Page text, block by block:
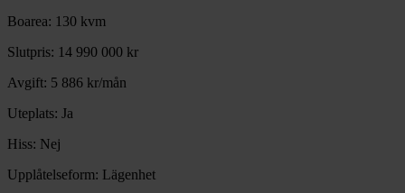
Boarea: 130 kvm
Slutpris: 14 990 000 kr
Avgift: 5 886 kr/mån
Uteplats: Ja
Hiss: Nej
Upplåtelseform: Lägenhet